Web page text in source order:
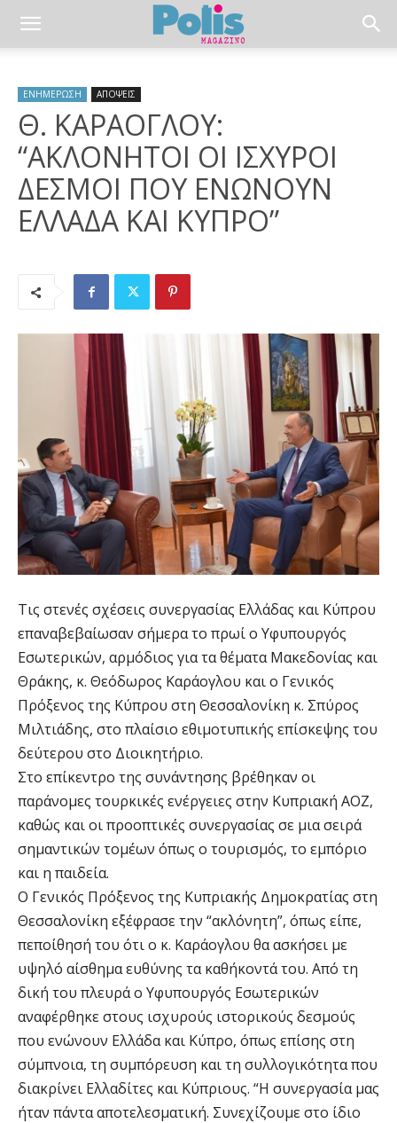
ΕΝΗΜΕΡΩΣΗ ΑΠΟΨΕΙΣ
Θ. ΚΑΡΑΟΓΛΟΥ:
“ΑΚΛΟΝΗΤΟΙ ΟΙ ΙΣΧΥΡΟΙ
ΔΕΣΜΟΙ ΠΟΥ ΕΝΩΝΟΥΝ
ΕΛΛΑΔΑ ΚΑΙ ΚΥΠΡΟ”
Τις στενές σχέσεις συνεργασίας Ελλάδας και Κύπρου
επαναβεβαίωσαν σήμερα το πρωί ο Υφυπουργός
Εσωτερικών, αρμόδιος για τα θέματα Μακεδονίας και
Θράκης, κ. Θεόδωρος Καράογλου και ο Γενικός
Πρόξενος της Κύπρου στη Θεσσαλονίκη κ. Σπύρος
Μιλτιάδης, στο πλαίσιο εθιμοτυπικής επίσκεψης του
δεύτερου στο Διοικητήριο.
Στο επίκεντρο της συνάντησης βρέθηκαν οι
παράνομες τουρκικές ενέργειες στην Κυπριακή ΑΟΖ,
καθώς και οι προοπτικές συνεργασίας σε μια σειρά
σημαντικών τομέων όπως ο τουρισμός, το εμπόριο
και η παιδεία.
Ο Γενικός Πρόξενος της Κυπριακής Δημοκρατίας στη
Θεσσαλονίκη εξέφρασε την “ακλόνητη”, όπως είπε,
πεποίθησή του ότι ο κ. Καράογλου θα ασκήσει με
υψηλό αίσθημα ευθύνης τα καθήκοντά του. Από τη
δική του πλευρά ο Υφυπουργός Εσωτερικών
αναφέρθηκε στους ισχυρούς ιστορικούς δεσμούς
που ενώνουν Ελλάδα και Κύπρο, όπως επίσης στη
σύμπνοια, τη συμπόρευση και τη συλλογικότητα που
διακρίνει Ελλαδίτες και Κύπριους. “Η συνεργασία μας
ήταν πάντα αποτελεσματική. Συνεχίζουμε στο ίδιο